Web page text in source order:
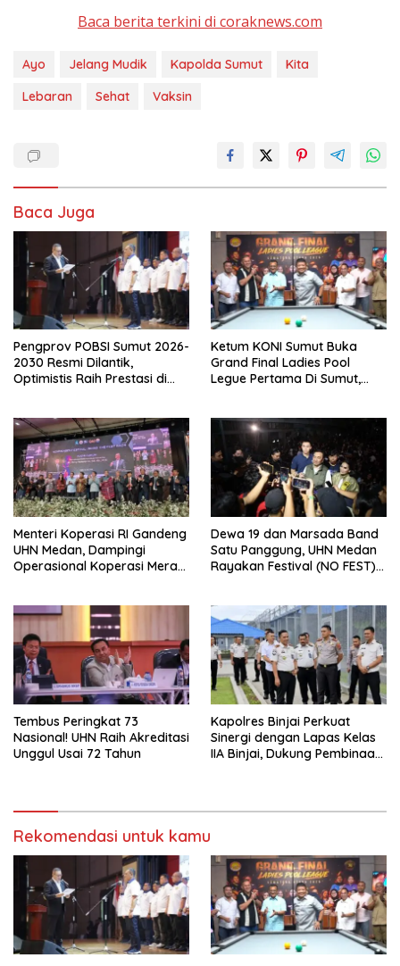
Baca berita terkini di coraknews.com
Ayo Jelang Mudik Kapolda Sumut
Kita
Lebaran
Sehat Vaksin
Baca Juga
Pengprov POBSI Sumut 2026-
2030 Resmi Dilantik,
Optimistis Raih Prestasi di
Ketum KONI Sumut Buka
Grand Final Ladies Pool
Legue Pertama Di Sumut,
Menteri Koperasi RI Gandeng
UHN Medan, Dampingi
Operasional Koperasi Merah
Dewa 19 dan Marsada Band
Satu Panggung, UHN Medan
Rayakan Festival (NO FEST)
Tembus Peringkat 73
Nasional! UHN Raih Akreditasi
Unggul Usai 72 Tahun
Kapolres Binjai Perkuat
Sinergi dengan Lapas Kelas
IIA Binjai, Dukung Pembinaan
Rekomendasi untuk kamu